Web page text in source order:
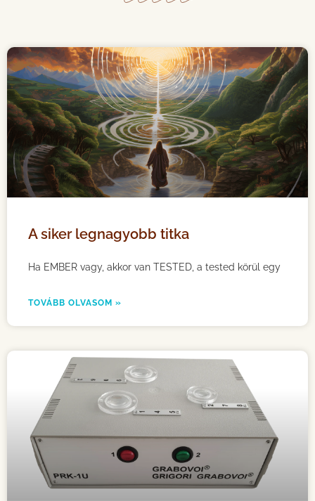
A siker legnagyobb titka
Ha EMBER vagy, akkor van TESTED, a tested körül egy
TOVÁBB OLVASOM »